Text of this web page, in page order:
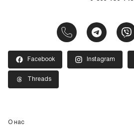
Facebook Instagram
Threads
О нас